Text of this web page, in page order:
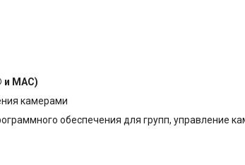
MAC)
камерами
обеспечения для групп, управление